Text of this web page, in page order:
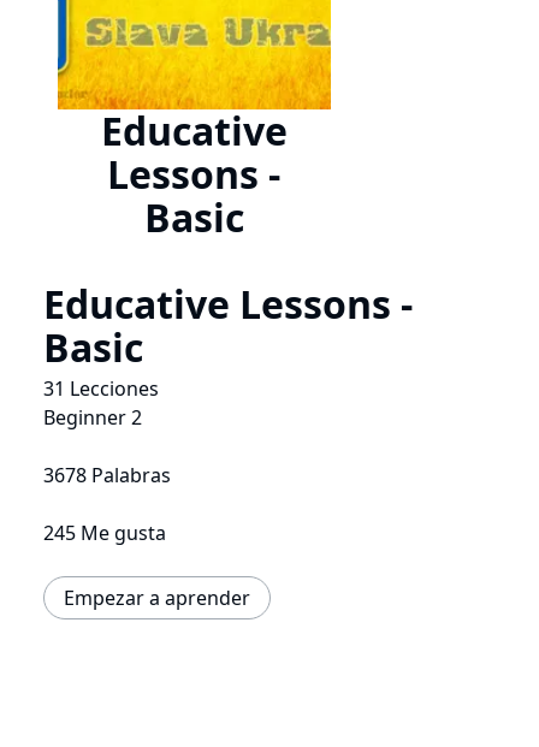
Educative
Lessons -
Basic
Educative Lessons -
Basic
31 Lecciones
Beginner 2
3678 Palabras
245 Me gusta
Empezar a aprender